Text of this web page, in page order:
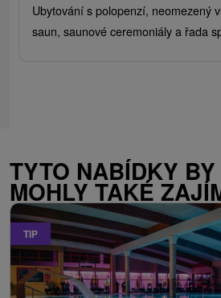
Ubytování s polopenzí, neomezený
saun, saunové ceremoniály a řada
TYTO NABÍDKY
MOHLY TAKÉ
TIP